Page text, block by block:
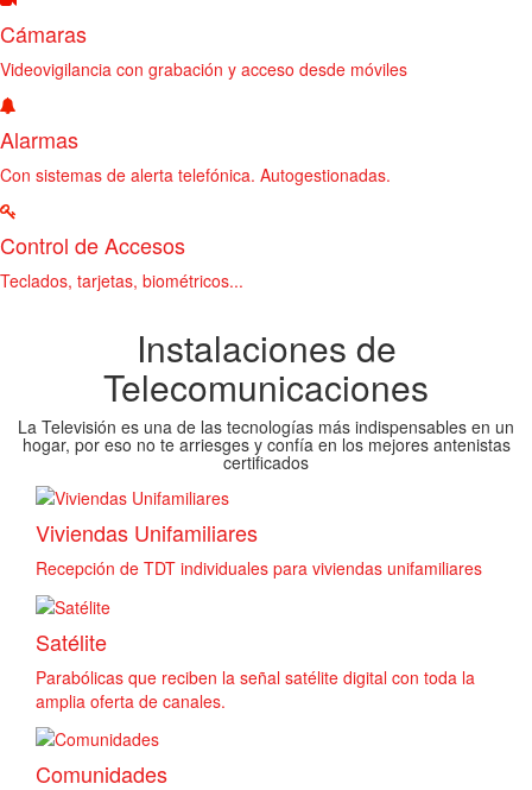
Cámaras
Videovigilancia con grabación y acceso desde móviles
Alarmas
Con sistemas de alerta telefónica. Autogestionadas.
Control de Accesos
Teclados, tarjetas, biométricos...
Instalaciones de
Telecomunicaciones
La Televisión es una de las tecnologías más indispensables en un
hogar, por eso no te arriesges y confía en los mejores antenistas
certificados
Viviendas Unifamiliares
Recepción de TDT individuales para viviendas unifamiliares
Satélite
Parabólicas que reciben la señal satélite digital con toda la
amplia oferta de canales.
Comunidades